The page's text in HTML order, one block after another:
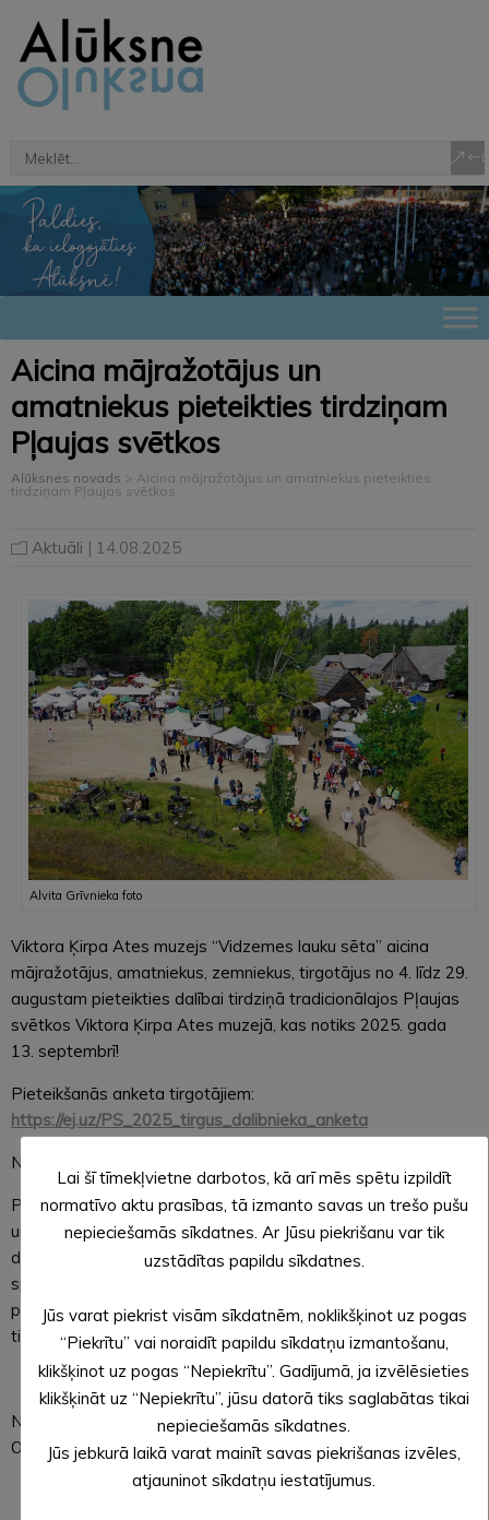
Aicina mājražotājus un
amatniekus pieteikties tirdziņam
Pļaujas svētkos
Alūksnes novads > Aicina mājražotājus un amatniekus pieteikties
tirdziņam Pļaujas svētkos
Aktuāli | 14.08.2025
Alvita Grīvnieka foto
Viktora Ķirpa Ates muzejs “Vidzemes lauku sēta” aicina
mājražotājus, amatniekus, zemniekus, tirgotājus no 4. līdz 29.
augustam pieteikties dalībai tirdziņā tradicionālajos Pļaujas
svētkos Viktora Ķirpa Ates muzejā, kas notiks 2025. gada
13. septembrī!
Pieteikšanās anketa tirgotājiem:
https://ej.uz/PS_2025_tirgus_dalibnieka_anketa
Nolikums:
Pļaujas svētku pasākums ik gadu pulcē ap 2000 apmeklētāju
un dalībnieku. Te var piedalīties dažādu lauku sētas seno
darbu darīšanā, baudīt kultūras programmu, pārbaudīt savus
spēkus aktivitātēs, kā arī, kā jau kārtīgā rudens ražas
pasākumā, notiek andelēšanās amatnieku un mājražotāju
tirdziņā.
Neatliec pieteikšanos! Uz tikšanos Pļaujas svētkos
Ottesmuižā!
Lai šī tīmekļvietne darbotos, kā arī mēs spētu izpildīt
normatīvo aktu prasības, tā izmanto savas un trešo pušu
nepieciešamās sīkdatnes. Ar Jūsu piekrišanu var tik
uzstādītas papildu sīkdatnes.
Jūs varat piekrist visām sīkdatnēm, noklikšķinot uz pogas
“Piekrītu” vai noraidīt papildu sīkdatņu izmantošanu,
klikšķinot uz pogas “Nepiekrītu”. Gadījumā, ja izvēlēsieties
klikšķināt uz “Nepiekrītu”, jūsu datorā tiks saglabātas tikai
nepieciešamās sīkdatnes.
Jūs jebkurā laikā varat mainīt savas piekrišanas izvēles,
atjauninot sīkdatņu iestatījumus.